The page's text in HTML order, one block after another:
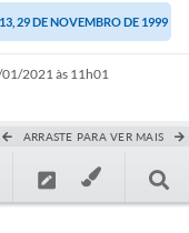
29 DE NOVEMBRO DE 1999
2021 às 11h01
ARRASTE PARA VER MAIS